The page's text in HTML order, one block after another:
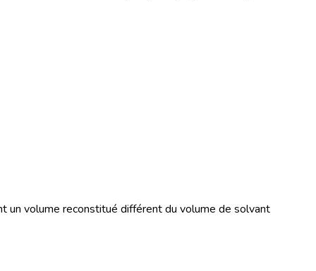
un volume reconstitué différent du volume de solvant